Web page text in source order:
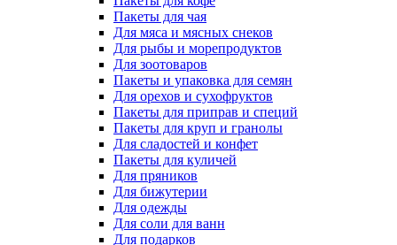
Пакеты для чая
Для мяса и мясных снеков
Для рыбы и морепродуктов
Для зоотоваров
Пакеты и упаковка для семян
Для орехов и сухофруктов
Пакеты для приправ и специй
Пакеты для круп и гранолы
Для сладостей и конфет
Пакеты для куличей
Для пряников
Для бижутерии
Для одежды
Для соли для ванн
Для подарков